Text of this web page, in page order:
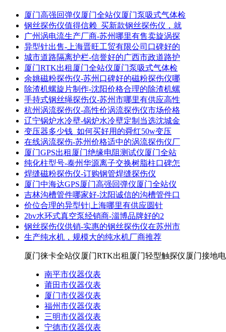
厦门高强回弹仪厦门全站仪厦门泵吸式气体检
钢丝探伤仪值得信赖_买新款钢丝探伤仪，就
广州涡电流生产厂商-苏州哪里有售卖旋涡探
异型针出售-上海晋旺工贸有限公司口碑好的
城市道路隔离护栏-信誉好的广西市政道路护
厦门RTK出租厦门全站仪厦门泵吸式气体检
余姚磁粉探伤仪-苏州口碑好的磁粉探伤仪哪
除渣机螺旋片制作-沈阳价格合理的除渣机螺
手持式钢丝绳探伤仪-苏州市哪里有供应高性
杭州涡流探伤仪-高性价涡流探伤仪市场价格
辽宁锅炉水冷壁-锅炉水冷壁定制当选沈城金
变压器多少钱_如何买好用的舜红50w变压
在线涡流探伤-苏州价格适中的涡流探伤仪厂
厦门GPS出租厦门绝缘电阻测试仪厦门全站
纯化柱型号-泰州华源离子交换树脂柱口碑怎
焊缝磁粉探伤仪-订购钢管焊缝探伤仪
厦门中海达GPS厦门高强回弹仪厦门全站仪
吉林沟槽管件哪家好-沈阳诚信的沟槽管件口
价位合理的异型针|上海哪里有供应圆针
2bv水环式真空泵经销商-淄博品牌好的2
钢丝探伤仪供销-实惠的钢丝探伤仪在苏州市
生产纯水机，规模大的纯水机厂商推荐
厦门徕卡全站仪厦门RTK出租厦门轻型触探仪厦门接地
南平市仪器仪表
莆田市仪器仪表
厦门市仪器仪表
福州市仪器仪表
三明市仪器仪表
宁德市仪器仪表